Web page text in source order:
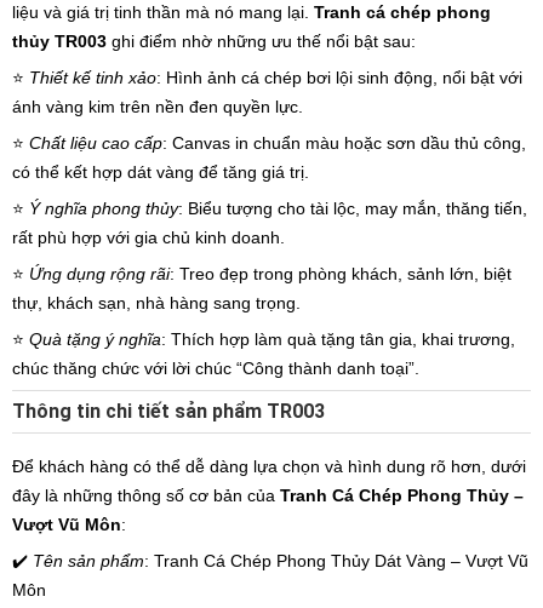
liệu và giá trị tinh thần mà nó mang lại. Tranh cá chép phong
thủy TR003 ghi điểm nhờ những ưu thế nổi bật sau:
⭐️ Thiết kế tinh xảo: Hình ảnh cá chép bơi lội sinh động, nổi bật với
ánh vàng kim trên nền đen quyền lực.
⭐️ Chất liệu cao cấp: Canvas in chuẩn màu hoặc sơn dầu thủ công,
có thể kết hợp dát vàng để tăng giá trị.
⭐️ Ý nghĩa phong thủy: Biểu tượng cho tài lộc, may mắn, thăng tiến,
rất phù hợp với gia chủ kinh doanh.
⭐️ Ứng dụng rộng rãi: Treo đẹp trong phòng khách, sảnh lớn, biệt
thự, khách sạn, nhà hàng sang trọng.
⭐️ Quà tặng ý nghĩa: Thích hợp làm quà tặng tân gia, khai trương,
chúc thăng chức với lời chúc “Công thành danh toại”.
Thông tin chi tiết sản phẩm TR003
Để khách hàng có thể dễ dàng lựa chọn và hình dung rõ hơn, dưới
đây là những thông số cơ bản của Tranh Cá Chép Phong Thủy –
Vượt Vũ Môn:
✔️ Tên sản phẩm: Tranh Cá Chép Phong Thủy Dát Vàng – Vượt Vũ
Môn